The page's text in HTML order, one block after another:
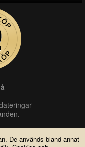
De används bland annat
blocket.